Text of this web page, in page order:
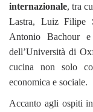
internazionale, tra
Lastra, Luiz Filipe
Antonio Bachour e
dell’Università di
cucina non solo
economica e sociale.
Accanto agli ospiti